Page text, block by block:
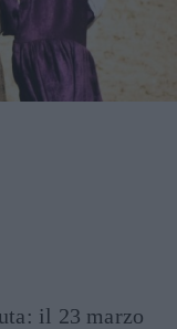
il 23 marzo